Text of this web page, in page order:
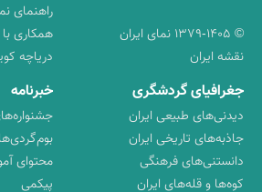
© ۱۳۷۹-۱۴۰۵ نمای ایران
نقشه ایران
راهنمای
همکاری با
دریاچه
جغرافیای گردشگری
دیدنی‌های طبیعی ایران
جاذبه‌های تاریخی ایران
دانستنی‌های فرهنگی
کوه‌ها و قله‌های ایران
خبرنامه
بوم‌گردی‌ها
محتوای
پیکمی